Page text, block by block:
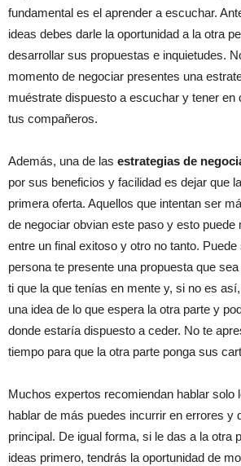
fundamental es el aprender a escuchar.
ideas debes darle la oportunidad a la otra
desarrollar sus propuestas e inquietudes.
momento de negociar presentes una
muéstrate dispuesto a escuchar y tener en
tus compañeros.
Además, una de las estrategias de
por sus beneficios y facilidad es dejar que
primera oferta. Aquellos que intentan ser
de negociar obvian este paso y esto puede
entre un final exitoso y otro no tanto.
persona te presente una propuesta que
ti que la que tenías en mente y, si no es
una idea de lo que espera la otra parte y
donde estaría dispuesto a ceder. No te
tiempo para que la otra parte ponga sus
Muchos expertos recomiendan hablar solo
hablar de más puedes incurrir en errores y
principal. De igual forma, si le das a la otra
ideas primero, tendrás la oportunidad de